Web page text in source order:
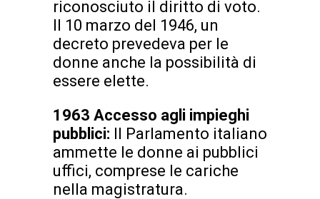
riconosciuto il diritto di voto.
Il 10 marzo del 1946, un
decreto prevedeva per le
donne anche la possibilità di
essere elette.
1963 Accesso agli impieghi
pubblici: Il Parlamento italiano
ammette le donne ai pubblici
uffici, comprese le cariche
nella magistratura.